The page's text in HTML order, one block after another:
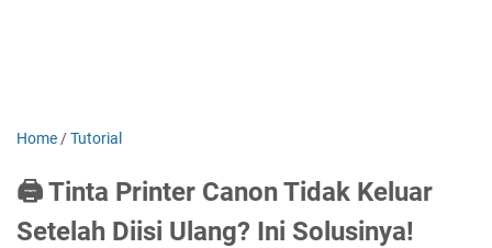
Home /Tutorial
🖨️ Tinta Printer Canon Tidak Keluar
Setelah Diisi Ulang? Ini Solusinya!